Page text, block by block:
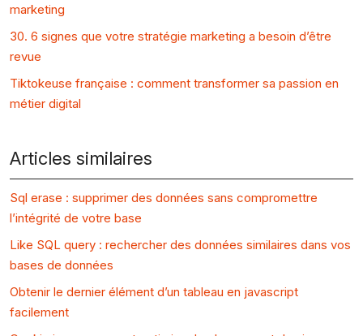
marketing
30. 6 signes que votre stratégie marketing a besoin d’être
revue
Tiktokeuse française : comment transformer sa passion en
métier digital
Articles similaires
Sql erase : supprimer des données sans compromettre
l’intégrité de votre base
Like SQL query : rechercher des données similaires dans vos
bases de données
Obtenir le dernier élément d’un tableau en javascript
facilement